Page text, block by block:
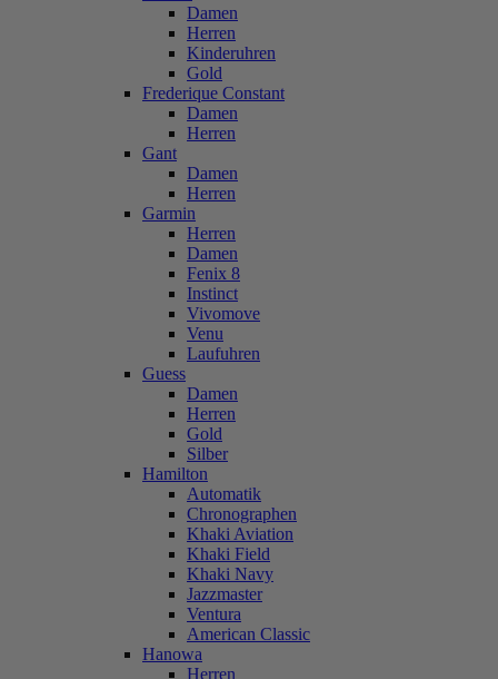
Damen
Herren
Kinderuhren
Gold
Frederique Constant
Damen
Herren
Gant
Damen
Herren
Garmin
Herren
Damen
Fenix 8
Instinct
Vivomove
Venu
Laufuhren
Guess
Damen
Herren
Gold
Silber
Hamilton
Automatik
Chronographen
Khaki Aviation
Khaki Field
Khaki Navy
Jazzmaster
Ventura
American Classic
Hanowa
Herren